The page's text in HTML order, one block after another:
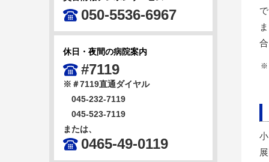
※
050-5536-6967
休日・夜間の病院案内
#7119
※＃7119直通ダイヤル
045-232-7119
045-523-7119
または、
0465-49-0119